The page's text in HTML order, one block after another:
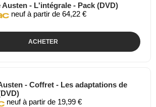
Austen - L'intégrale - Pack (DVD)
neuf à partir de 64,22 €
ACHETER
- Coffret - Les adaptations de
neuf à partir de 19,99 €